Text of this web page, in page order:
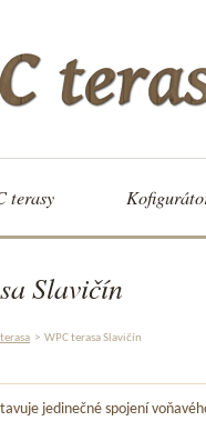
terasy
Slavičín
> WPC terasa Slavičín
jedinečné spojení